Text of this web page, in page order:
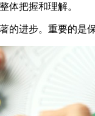
体把握和理解。
进步。重要的是